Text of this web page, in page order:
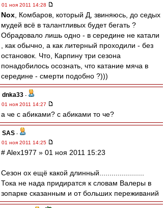
01 ноя 2011 14:28
Nox , Комбаров, который Д, звиняюсь, до седых
мудей всё в талантливых будет бегать ?
Обрадовало лишь одно - в середине не катали
, как обычно, а как литерный проходили - без
остановок. Что, Карпину три сезона
понадобилось осознать, что катание мяча в
середине - смерти подобно ?)))
dnka33 -
01 ноя 2011 14:27
а че с абиками? с абиками то че?
SAS -
01 ноя 2011 14:25
# Alex1977 » 01 ноя 2011 15:23
Сезон ох ещё какой длинный......................
Тока не нада придиратся к словам Валеры в
зопарке сказанным и от больших переживаний